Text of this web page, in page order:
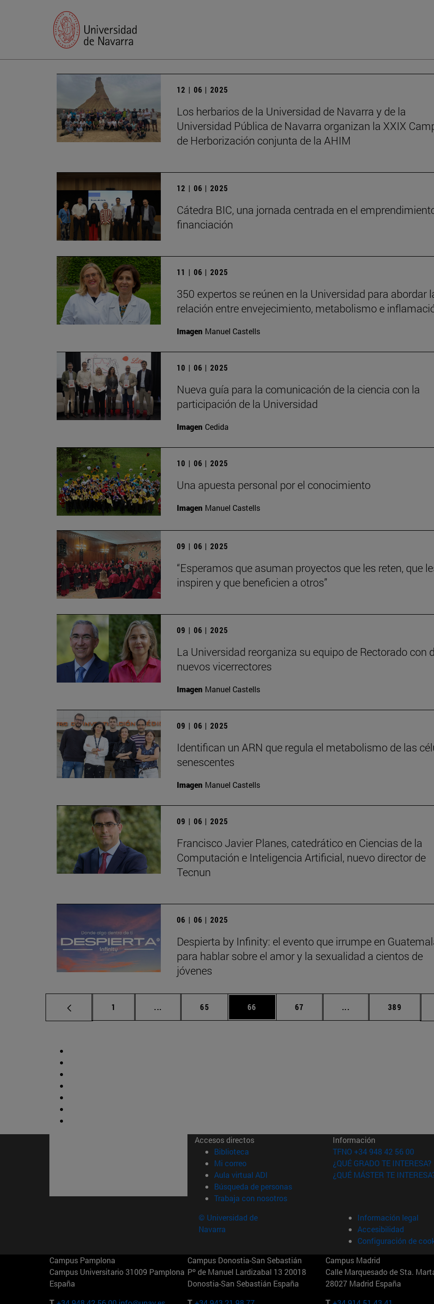
12 | 06 | 2025
Los herbarios de la Universidad de Navarra y de la
Universidad Pública de Navarra organizan la XXIX
de Herborización conjunta de la AHIM
12 | 06 | 2025
Cátedra BIC, una jornada centrada en el
financiación
11 | 06 | 2025
350 expertos se reúnen en la Universidad para abordar
relación entre envejecimiento, metabolismo e
Imagen Manuel Castells
10 | 06 | 2025
Nueva guía para la comunicación de la ciencia con la
participación de la Universidad
Imagen Cedida
10 | 06 | 2025
Una apuesta personal por el conocimiento
Imagen Manuel Castells
09 | 06 | 2025
“Esperamos que asuman proyectos que les reten, que
inspiren y que beneficien a otros”
09 | 06 | 2025
La Universidad reorganiza su equipo de Rectorado con
nuevos vicerrectores
Imagen Manuel Castells
09 | 06 | 2025
Identifican un ARN que regula el metabolismo de las
senescentes
Imagen Manuel Castells
09 | 06 | 2025
Francisco Javier Planes, catedrático en Ciencias de la
Computación e Inteligencia Artificial, nuevo director de
Tecnun
06 | 06 | 2025
Despierta by Infinity: el evento que irrumpe en
para hablar sobre el amor y la sexualidad a cientos de
jóvenes
Página
1 ... Páginas intermedias Use TAB para desplazarse.
Página
65 Página
66 Página
67 ... Páginas intermedias
Página
389
Accesos directos
Biblioteca (abre en nueva ventana)
Mi correo(abre en nueva ventana)
Aula virtual ADI (abre en nueva ventana)
Búsqueda de personas(abre en nueva ventana)
Trabaja con nosotros(abre en nueva ventana)
Información
TFNO +34 948 42 56 00
¿QUÉ GRADO TE INTERESA?
¿QUÉ MÁSTER TE
© Universidad de
Navarra
Información legal
Accesibilidad
Configuración de
Campus Pamplona
Campus Universitario 31009 Pamplona
España
Campus Donostia-San Sebastián
Pº de Manuel Lardizabal 13 20018
Donostia-San Sebastián España
Campus Madrid
Calle Marquesado de Sta.
28027 Madrid España